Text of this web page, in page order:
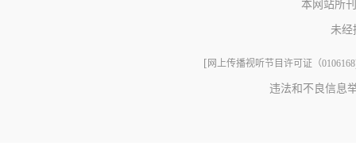
本网站所
未经
[ 网上传播视听节目许可证（
违法和不良信息